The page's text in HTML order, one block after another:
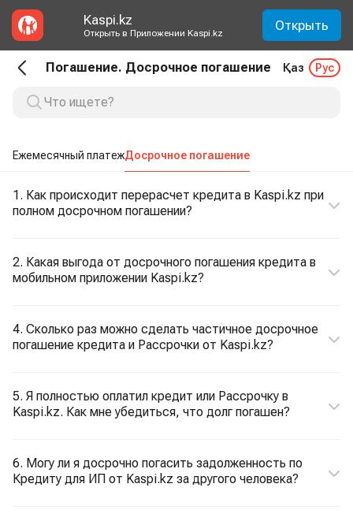
Kaspi.kz
Открыть в Приложении Kaspi.kz Открыть
Погашение. Досрочное погашение Қаз Рус
Ежемесячный платежДосрочное погашение
1. Как происходит перерасчет кредита в Kaspi.kz при
полном досрочном погашении?
2. Какая выгода от досрочного погашения кредита в
мобильном приложении Kaspi.kz?
4. Сколько раз можно сделать частичное досрочное
погашение кредита и Рассрочки от Kaspi.kz?
5. Я полностью оплатил кредит или Рассрочку в
Kaspi.kz. Как мне убедиться, что долг погашен?
6. Могу ли я досрочно погасить задолженность по
Кредиту для ИП от Kaspi.kz за другого человека?